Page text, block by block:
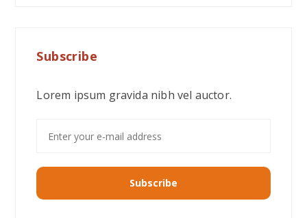
Subscribe
Lorem ipsum gravida nibh vel auctor.